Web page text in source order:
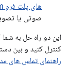
های پلت فرم Telecom
صوتی یا
این دو راه حل به
کنترل کنید و بین
راهنمای تماس های